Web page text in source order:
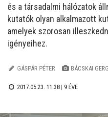
és a társadalmi hálózatok
kutatók olyan alkalmazott
amelyek szorosan
igényeihez.
GÁSPÁR PÉTER BÁCSKAI
2017.05.23. 11:38 | 9 ÉVE